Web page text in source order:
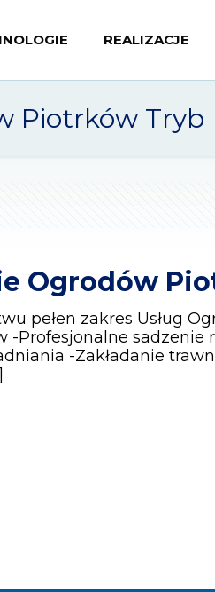
REALIZACJE
Piotrków Tryb
Ogrodów
pełen zakres Usług
-Profesjonalne sadzenie
-Zakładanie